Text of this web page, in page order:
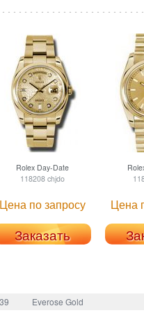
Rolex Day-Date
118208 chjdo
Цена по запросу
Заказать
Цена
Everose Gold